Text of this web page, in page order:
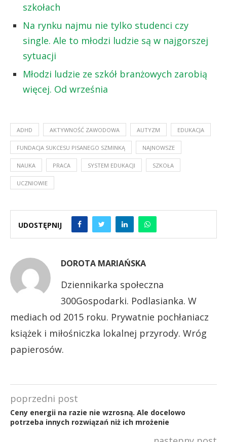
szkołach
Na rynku najmu nie tylko studenci czy
single. Ale to młodzi ludzie są w najgorszej
sytuacji
Młodzi ludzie ze szkół branżowych zarobią
więcej. Od września
ADHD AKTYWNOŚĆ ZAWODOWA AUTYZM EDUKACJA
FUNDACJA SUKCESU PISANEGO SZMINKĄ NAJNOWSZE
NAUKA PRACA SYSTEM EDUKACJI SZKOŁA
UCZNIOWIE
UDOSTĘPNIJ
DOROTA MARIAŃSKA
Dziennikarka społeczna
300Gospodarki. Podlasianka. W
mediach od 2015 roku. Prywatnie pochłaniacz
książek i miłośniczka lokalnej przyrody. Wróg
papierosów.
poprzedni post
Ceny energii na razie nie wzrosną. Ale docelowo
potrzeba innych rozwiązań niż ich mrożenie